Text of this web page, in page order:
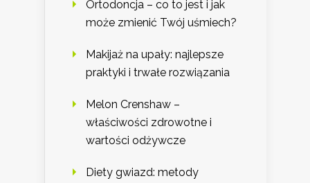
Ortodoncja – co to jest i jak
może zmienić Twój uśmiech?
Makijaż na upały: najlepsze
praktyki i trwałe rozwiązania
Melon Crenshaw –
właściwości zdrowotne i
wartości odżywcze
Diety gwiazd: metody